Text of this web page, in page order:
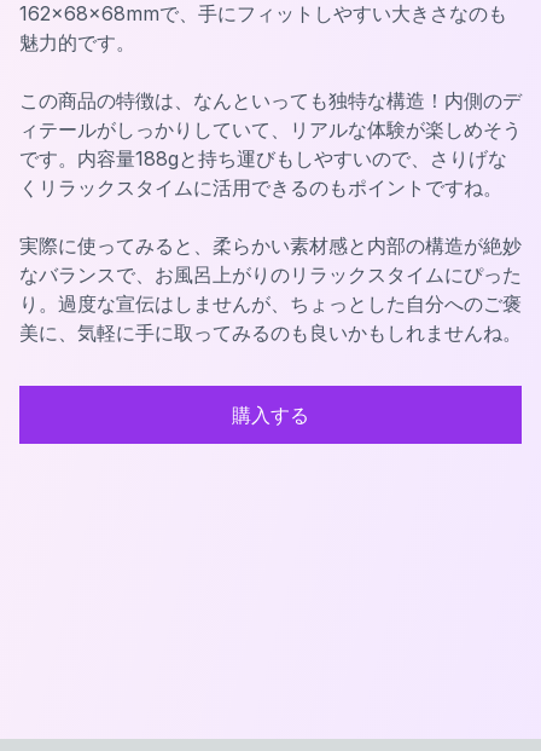
162×68×68mmで、手にフィットしやすい大きさなのも
魅力的です。
この商品の特徴は、なんといっても独特な構造！内側のデ
ィテールがしっかりしていて、リアルな体験が楽しめそう
です。内容量188gと持ち運びもしやすいので、さりげな
くリラックスタイムに活用できるのもポイントですね。
実際に使ってみると、柔らかい素材感と内部の構造が絶妙
なバランスで、お風呂上がりのリラックスタイムにぴった
り。過度な宣伝はしませんが、ちょっとした自分へのご褒
美に、気軽に手に取ってみるのも良いかもしれませんね。
購入する